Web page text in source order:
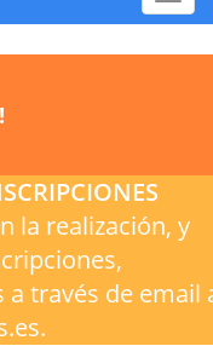
la realización, y
través de email